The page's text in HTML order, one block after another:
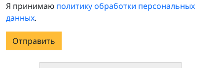
Я принимаю политику обработки персональных
данных.
Отправить